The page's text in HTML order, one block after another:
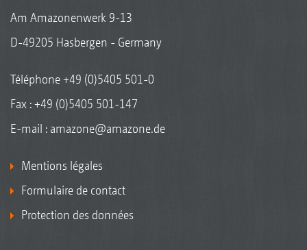
Am Amazonenwerk 9-13
D-49205 Hasbergen - Germany
Téléphone+49 (0)5405 501-0
Fax : +49 (0)5405 501-147
E-mail : amazone@amazone.de
Mentions légales
Formulaire de contact
Protection des données